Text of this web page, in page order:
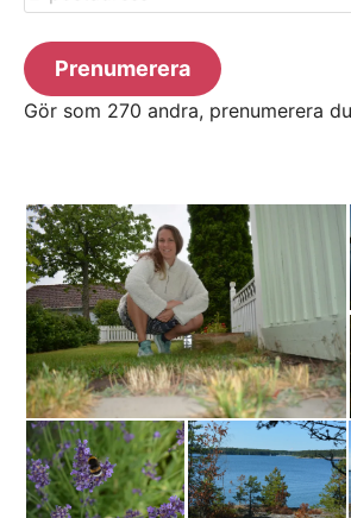
postadress
Prenumerera
Gör som 270 andra, prenumerera